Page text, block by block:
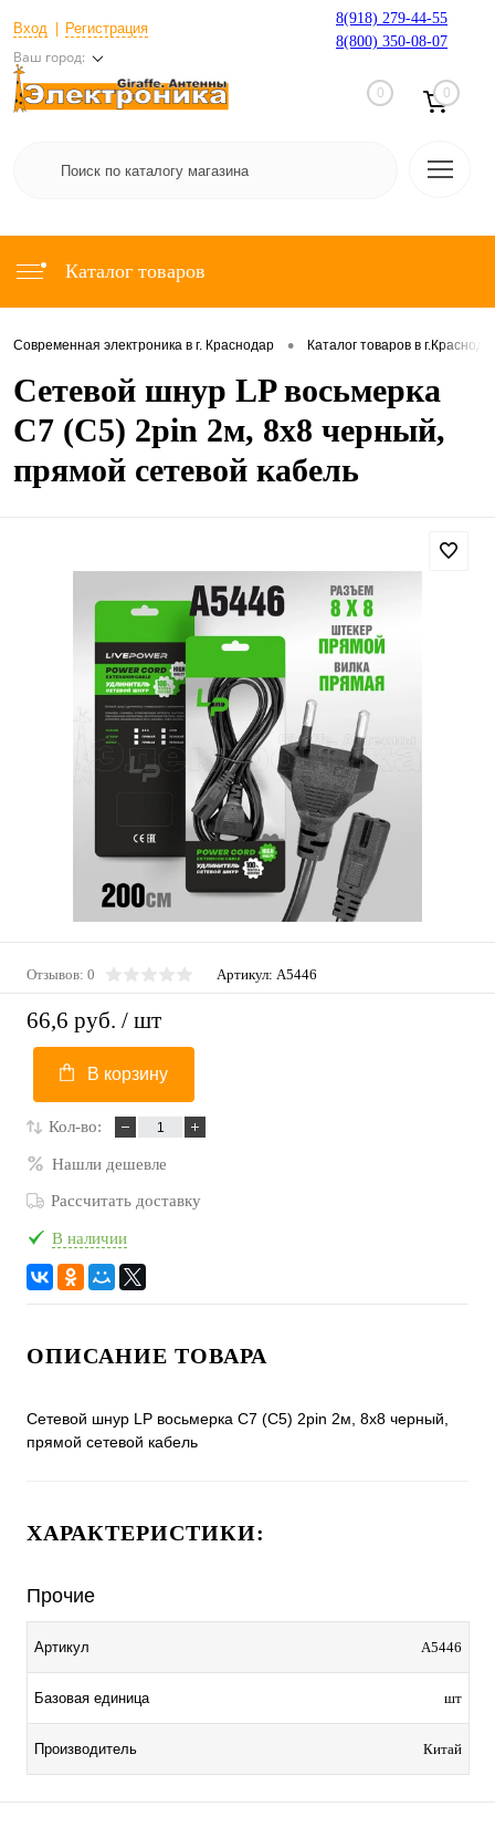
Вход Регистрация
Ваш город:
8(918) 279-44-55
8(800) 350-08-07
0 0
Каталог товаров
Современная электроника в г. Краснодар • Каталог товаров в
Сетевой шнур LP восьмерка
C7 (C5) 2pin 2м, 8x8 черный,
прямой сетевой кабель
Отзывов: 0 Артикул: A5446
66,6 руб. / шт
В корзину
Кол-во:
Нашли дешевле
Рассчитать доставку
В наличии
ОПИСАНИЕ ТОВАРА
Сетевой шнур LP восьмерка C7 (C5) 2pin 2м, 8x8 черный,
прямой сетевой кабель
ХАРАКТЕРИСТИКИ:
Прочие
Артикул A5446
Базовая единица шт
Производитель Китай